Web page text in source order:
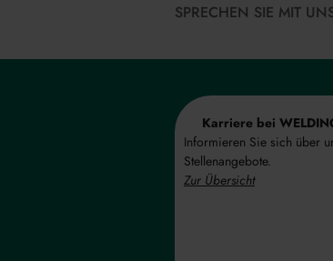
SPRECHEN SIE MIT
Karriere bei
Informieren Sie sich über
Stellenangebote.
Zur Übersicht